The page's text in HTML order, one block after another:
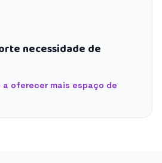
necessidade de
oferecer mais espaço de